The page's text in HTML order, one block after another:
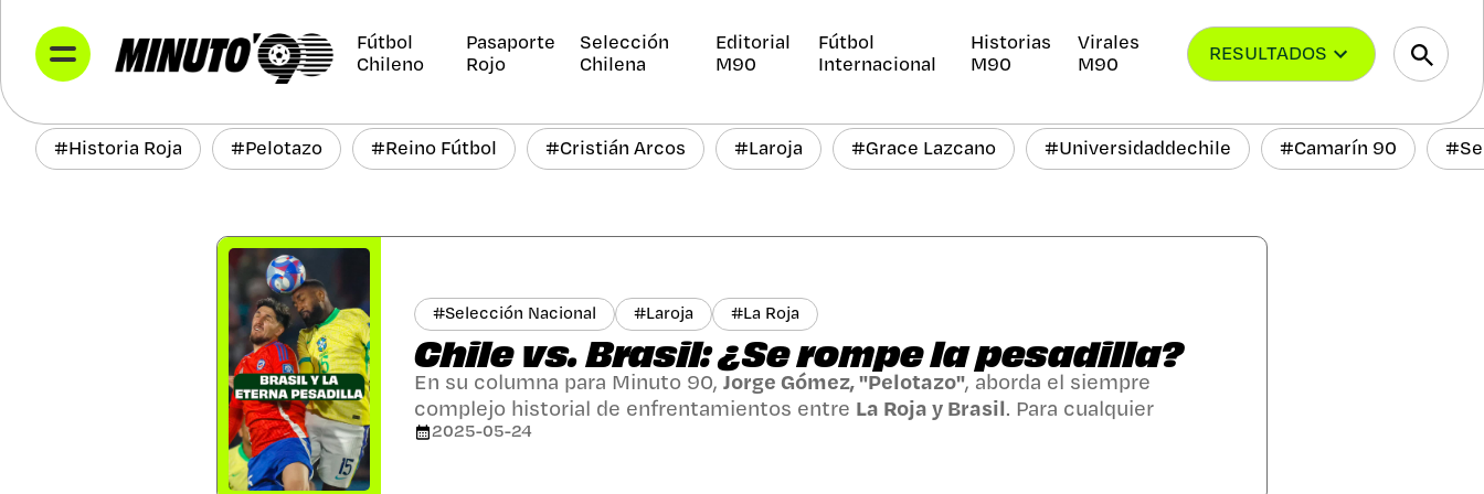
Fútbol
Chileno
Pasaporte
Rojo
Selección
Chilena
Editorial
M90
Fútbol
Internacional
Historias
M90
Virales
M90
RESULTADOS
#Historia Roja #Pelotazo #Reino Fútbol #Cristián Arcos #Laroja #Grace Lazcano #Universidaddechile #Camarín 90 #
#Selección Nacional #Laroja #La Roja
Chile vs. Brasil: ¿Se rompe la pesadilla?
En su columna para Minuto 90,Jorge Gómez, "Pelotazo", aborda el siempre
complejo historial de enfrentamientos entre La Roja y Brasil. Para cualquier
selección, medirse ante el
2025-05-24